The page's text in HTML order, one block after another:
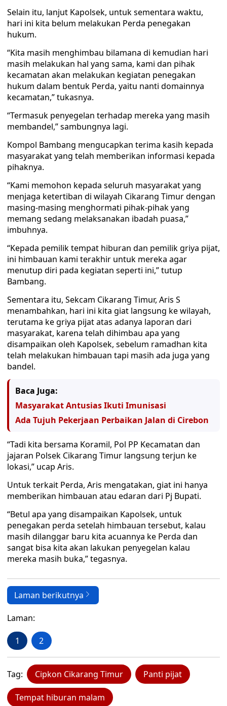
Selain itu, lanjut Kapolsek, untuk sementara waktu,
hari ini kita belum melakukan Perda penegakan
hukum.
“Kita masih menghimbau bilamana di kemudian hari
masih melakukan hal yang sama, kami dan pihak
kecamatan akan melakukan kegiatan penegakan
hukum dalam bentuk Perda, yaitu nanti domainnya
kecamatan,” tukasnya.
“Termasuk penyegelan terhadap mereka yang masih
membandel,” sambungnya lagi.
Kompol Bambang mengucapkan terima kasih kepada
masyarakat yang telah memberikan informasi kepada
pihaknya.
“Kami memohon kepada seluruh masyarakat yang
menjaga ketertiban di wilayah Cikarang Timur dengan
masing-masing menghormati pihak-pihak yang
memang sedang melaksanakan ibadah puasa,”
imbuhnya.
“Kepada pemilik tempat hiburan dan pemilik griya pijat,
ini himbauan kami terakhir untuk mereka agar
menutup diri pada kegiatan seperti ini,” tutup
Bambang.
Sementara itu, Sekcam Cikarang Timur, Aris S
menambahkan, hari ini kita giat langsung ke wilayah,
terutama ke griya pijat atas adanya laporan dari
masyarakat, karena telah dihimbau apa yang
disampaikan oleh Kapolsek, sebelum ramadhan kita
telah melakukan himbauan tapi masih ada juga yang
bandel.
Baca Juga:
Masyarakat Antusias Ikuti Imunisasi
Ada Tujuh Pekerjaan Perbaikan Jalan di Cirebon
“Tadi kita bersama Koramil, Pol PP Kecamatan dan
jajaran Polsek Cikarang Timur langsung terjun ke
lokasi,” ucap Aris.
Untuk terkait Perda, Aris mengatakan, giat ini hanya
memberikan himbauan atau edaran dari Pj Bupati.
“Betul apa yang disampaikan Kapolsek, untuk
penegakan perda setelah himbauan tersebut, kalau
masih dilanggar baru kita acuannya ke Perda dan
sangat bisa kita akan lakukan penyegelan kalau
mereka masih buka,” tegasnya.
Laman berikutnya
Laman:
1 2
Tag: Cipkon Cikarang Timur Panti pijat
Tempat hiburan malam